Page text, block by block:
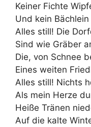
Keiner Fichte
Und kein
Alles still! Die
Sind wie Gräber
Die, von Schnee
Eines weiten
Alles still! Nichts
Als mein Herze
Heiße Tränen
Auf die kalte